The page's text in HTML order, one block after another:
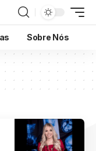
Sobre Nós